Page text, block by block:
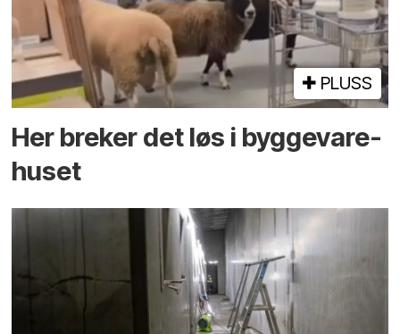
PLUSS
Her breker det løs i bygge­vare­
huset